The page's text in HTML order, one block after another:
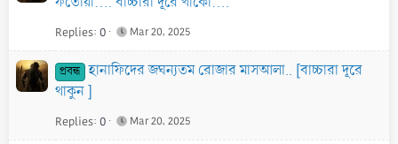
Replies 0 Mar 20, 2025
প্রবন্ধ হানাফিদের জঘন্যতম রোজার মাসআলা.. [বাচ্চারা দূরে
থাকুন ]
Replies 0 Mar 20, 2025